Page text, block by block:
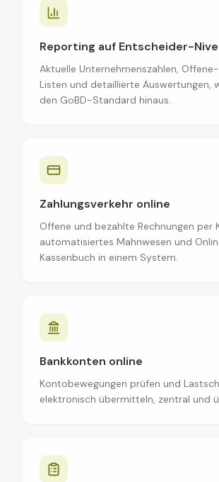
Reporting auf Entscheider-
Aktuelle Unternehmenszahlen,
Listen und detaillierte Auswertungen,
den GoBD-Standard hinaus.
Zahlungsverkehr online
Offene und bezahlte Rechnungen per
automatisiertes Mahnwesen und
Kassenbuch in einem System.
Bankkonten online
Kontobewegungen prüfen und
elektronisch übermitteln, zentral und